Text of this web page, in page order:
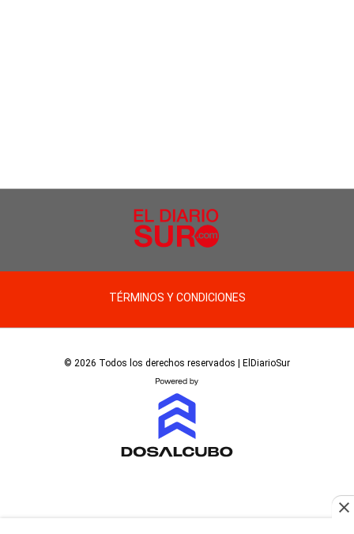
TÉRMINOS Y CONDICIONES
© 2026 Todos los derechos reservados | ElDiarioSur